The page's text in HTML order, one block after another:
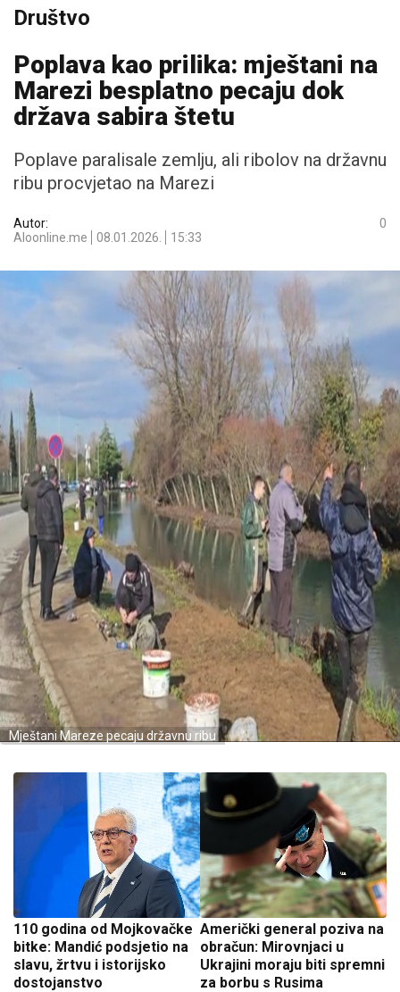
Društvo
Poplava kao prilika: mještani na
Marezi besplatno pecaju dok
država sabira štetu
Poplave paralisale zemlju, ali ribolov na državnu
ribu procvjetao na Marezi
Autor:
Aloonline.me
08.01.2026. 15:33
0
Mještani Mareze pecaju državnu ribu
110 godina od Mojkovačke
bitke: Mandić podsjetio na
slavu, žrtvu i istorijsko
dostojanstvo
Američki general poziva na
obračun: Mirovnjaci u
Ukrajini moraju biti spremni
za borbu s Rusima